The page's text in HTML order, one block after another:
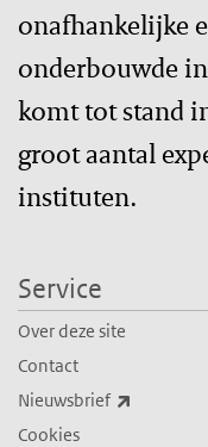
onafhankelijke
onderbouwde
komt tot stand
groot aantal
instituten.
Service
Over deze site
Contact
Nieuwsbrief
Cookies